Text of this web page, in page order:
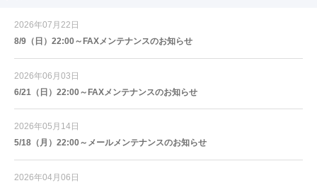
2026年07月22日
8/9（日）22:00～FAXメンテナンスのお知らせ
2026年06月03日
6/21（日）22:00～FAXメンテナンスのお知らせ
2026年05月14日
5/18（月）22:00～メールメンテナンスのお知らせ
2026年04月06日